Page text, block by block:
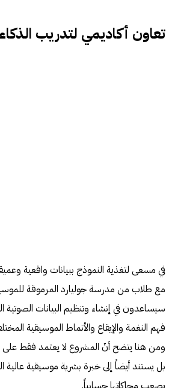
تعاون أكاديمي لتدريب
في مسعى لتغذية النموذج ببيانات واقعية
مع طلاب من مدرسة جوليارد المرموقة
سيساعدون في إنشاء وتنظيم البيانات الصوتية
فهم النغمة والإيقاع والأنماط الموسيقية
ومن هنا يتضح أنّ المشروع لا يعتمد فقط على
بل يستند أيضاً إلى خبرة بشرية موسيقية